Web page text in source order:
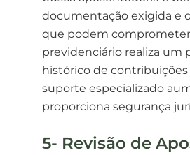
documentação exigida e
que podem comprometer
previdenciário realiza um
histórico de contribuições
suporte especializado
proporciona segurança
5- Revisão de